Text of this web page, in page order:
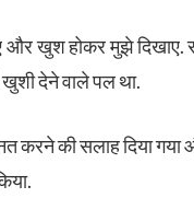
खुश होकर मुझे दिखाए.
खुशी देने वाले पल था.
करने की सलाह दिया